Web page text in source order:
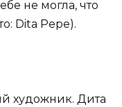
не могла, что
Dita Pepe).
художник. Дита